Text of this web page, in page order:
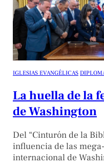
IGLESIAS EVANGÉLICAS
La huella de la
de Washington
Del “Cinturón de la
influencia de las
internacional de